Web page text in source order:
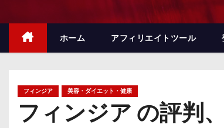
ッ
ホーム アフィリエイトツール
フィンジア 美容・ダイエット・健康
フィンジア の評判